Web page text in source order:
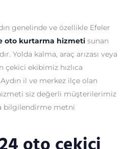
genelinde ve özellikle Efeler
oto kurtarma hizmeti sunan
Yolda kalma, araç arızası veya
çekici ekibimiz hızlıca
il ve merkez ilçe olan
siz değerli müşterilerimiz
bilgilendirme metni